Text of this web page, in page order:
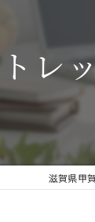
レ
滋賀県甲